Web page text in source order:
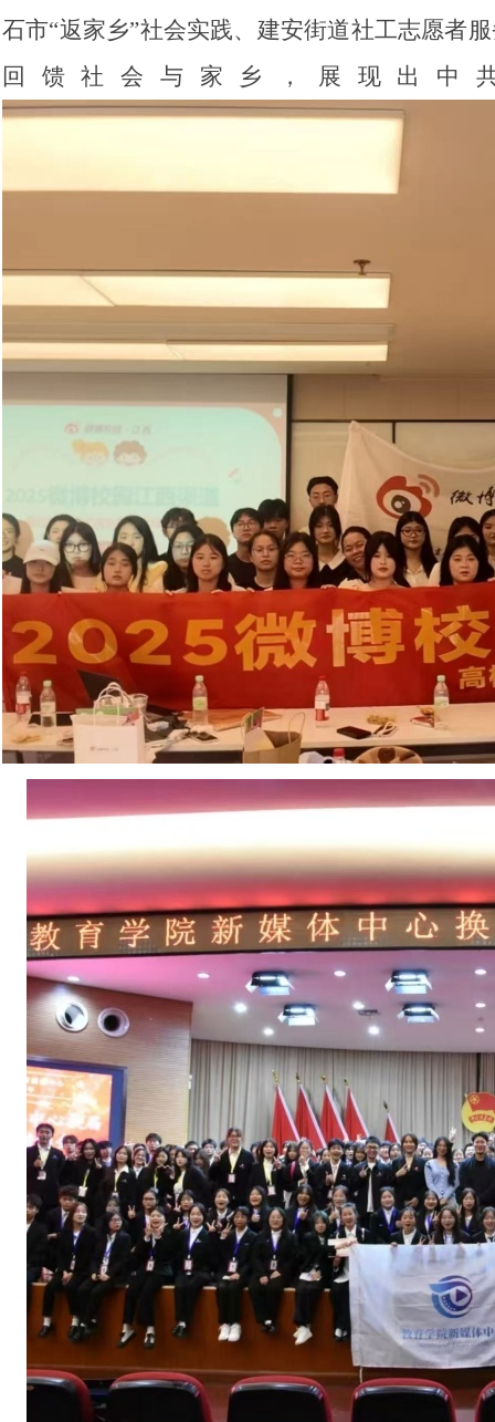
石市“返家乡”社会实践、建安街道社工志愿者
回馈社会与家乡，展现出中